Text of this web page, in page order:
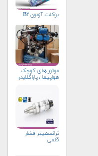
بوکلت آزمون B۲
موتور های کوچک
هواپیما ، پاراگلایدر
ترانسمیتر فشار
قلمی